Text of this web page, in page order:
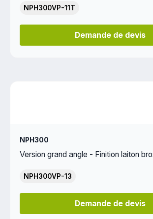
NPH300VP-11T
Demande de devis
NPH300
Version grand angle - Finition laiton
NPH300VP-13
Demande de devis